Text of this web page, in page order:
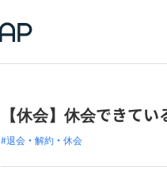
【休会】休会できて
#退会・解約・休会